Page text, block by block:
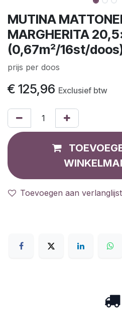
MUTINA
MARGHERITA
(0,67m²/16st/
prijs per doos
€ 125,96 Exclusief btw
Toevoegen aan verlanglijst